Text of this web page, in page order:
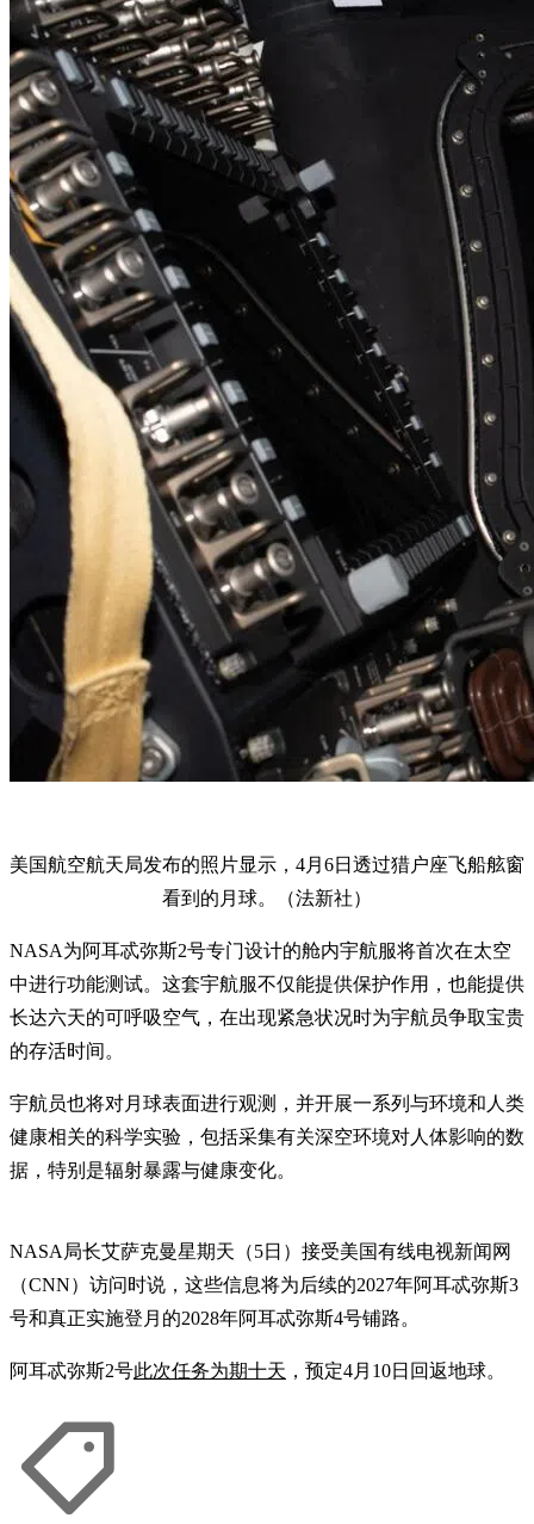
美国航空航天局发布的照片显示，4月6日透过猎户座飞船舷窗
看到的月球。（法新社）
NASA为阿耳忒弥斯2号专门设计的舱内宇航服将首次在太空
中进行功能测试。这套宇航服不仅能提供保护作用，也能提供
长达六天的可呼吸空气，在出现紧急状况时为宇航员争取宝贵
的存活时间。
宇航员也将对月球表面进行观测，并开展一系列与环境和人类
健康相关的科学实验，包括采集有关深空环境对人体影响的数
据，特别是辐射暴露与健康变化。
NASA局长艾萨克曼星期天（5日）接受美国有线电视新闻网
（CNN）访问时说，这些信息将为后续的2027年阿耳忒弥斯3
号和真正实施登月的2028年阿耳忒弥斯4号铺路。
阿耳忒弥斯2号此次任务为期十天 ，预定4月10日回返地球。